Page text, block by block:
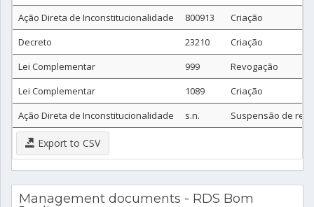
Ação Direta de Inconstitucionalidade
800913
Criação
Decreto
23210
Criação
Lei Complementar
999
Revogação
Lei Complementar
1089
Criação
Ação Direta de Inconstitucionalidade
s.n. Suspensão de
Export to CSV
Management documents - RDS Bom